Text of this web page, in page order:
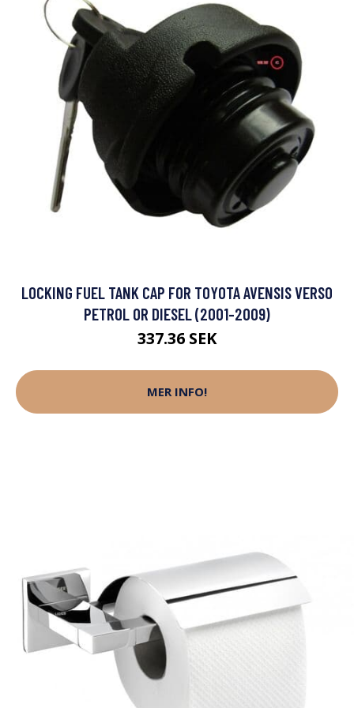
LOCKING FUEL TANK CAP FOR TOYOTA AVENSIS VERSO
PETROL OR DIESEL (2001-2009)
337.36 SEK
MER INFO!